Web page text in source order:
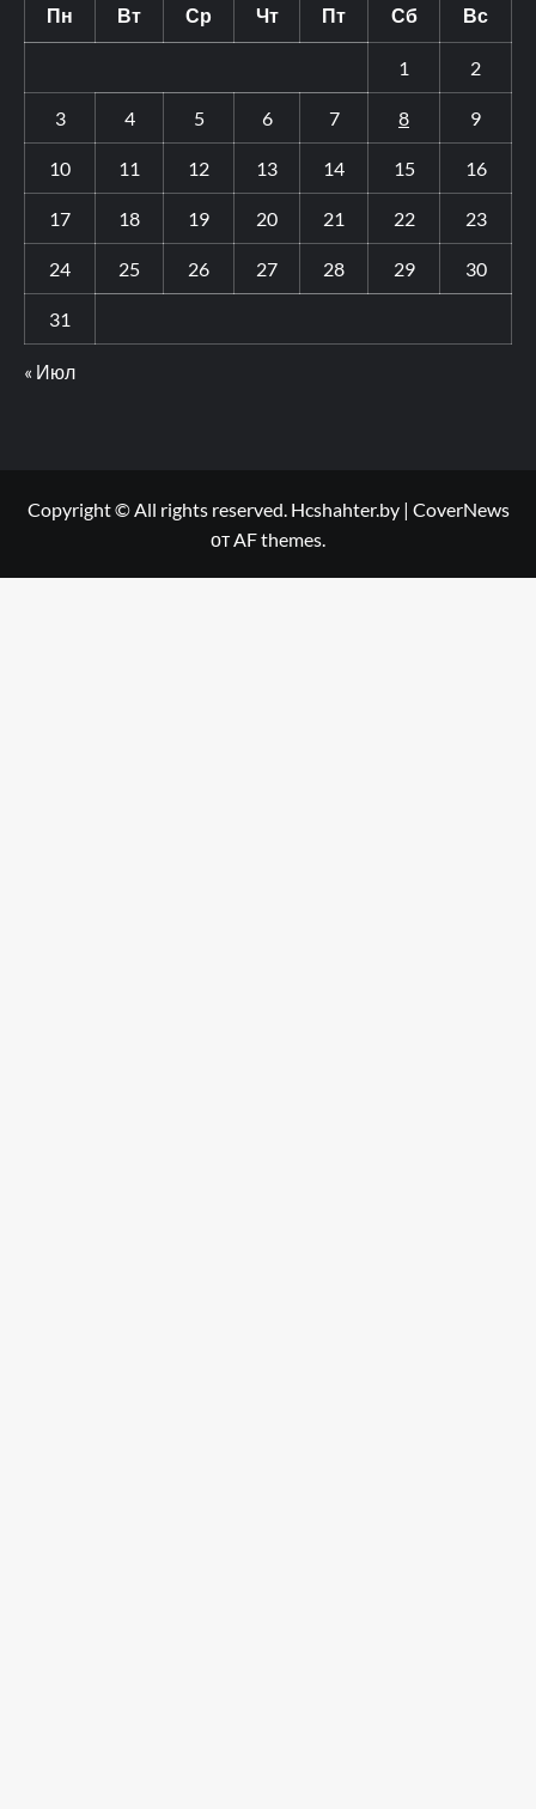
Пн Вт Ср Чт Пт Сб Вс
1 2
3 4 5 6 7 8 9
10 11 12 13 14 15 16
17 18 19 20 21 22 23
24 25 26 27 28 29 30
31
« Июл
Copyright © All rights reserved. Hcshahter.by | CoverNews
от AF themes.